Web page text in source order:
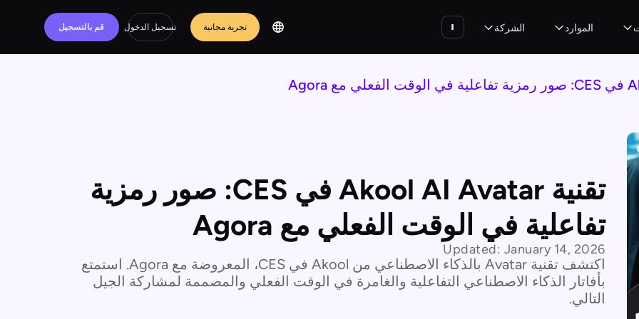
الموارد الشركة تجربة مجانية تسجيل الدخول قم بالتسجيل
تقنية Akool AI Avatar في CES: صور رمزية
تفاعلية في الوقت الفعلي مع Agora
Updated: January 14, 2026
اكتشف تقنية Avatar بالذكاء الاصطناعي من Akool في CES، المعروضة مع Agora. استمتع
بأفاتار الذكاء الاصطناعي التفاعلية والغامرة في الوقت الفعلي والمصممة لمشاركة الجيل
التالي.